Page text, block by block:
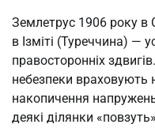
Землетрус 1906 року в
в Ізміті (Туреччина) —
правосторонніх
небезпеки враховують
накопичення
деякі ділянки